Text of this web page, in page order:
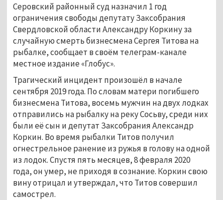
Серовский районный суд назначил 1 год
ограничения свободы депутату Заксобрания
Свердловской области Александру Коркину за
случайную смерть бизнесмена Сергея Титова на
рыбалке, сообщает в своём телеграм-канале
местное издание «Глобус».
Трагический инцидент произошёл в начале
сентября 2019 года. По словам матери погибшего
бизнесмена Титова, восемь мужчин на двух лодках
отправились на рыбалку на реку Сосьву, среди них
были её сын и депутат Заксобрания Александр
Коркин. Во время рыбалки Титов получил
огнестрельное ранение из ружья в голову на одной
из лодок. Спустя пять месяцев, 8 февраля 2020
года, он умер, не приходя в сознание. Коркин свою
вину отрицал и утверждал, что Титов совершил
самострел.